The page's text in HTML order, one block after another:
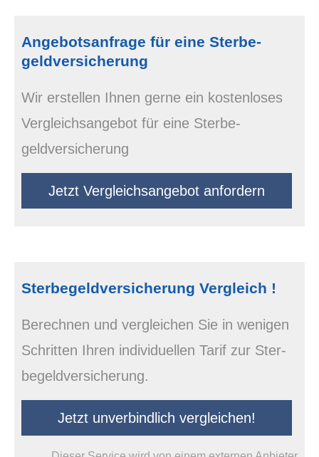
Angebotsanfrage für eine Ster­be­
geldversicherung
Wir erstellen Ihnen gerne ein kostenloses
Vergleichsangebot für eine Ster­be­
geldversicherung
Jetzt Vergleichsangebot anfordern
Ster­be­geldversicherung Vergleich !
Berechnen und ver­gleichen Sie in wenigen
Schritten Ihren individuellen Tarif zur Ster­
be­geldversicherung.
Jetzt unverbindlich ver­gleichen!